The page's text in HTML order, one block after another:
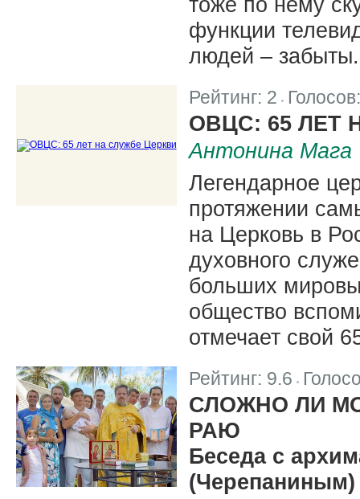
функции
людей – забыты.
Рейтинг: 2 |
ОВЦС: 65 ЛЕТ
Антонина Мага
Легендарное
протяжении
на Церковь в
духовного
больших
общество
отмечает свой
Рейтинг: 9.6 |
СЛОЖНО ЛИ
РАЮ
Беседа с
(Черепаниным)